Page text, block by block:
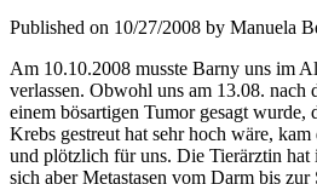
Published on 10/27/2008 by Manuela
Am 10.10.2008 musste Barny uns im
verlassen. Obwohl uns am 13.08.
einem bösartigen Tumor gesagt wurde,
Krebs gestreut hat sehr hoch wäre,
und plötzlich für uns. Die Tierärztin
sich aber Metastasen vom Darm bis zur